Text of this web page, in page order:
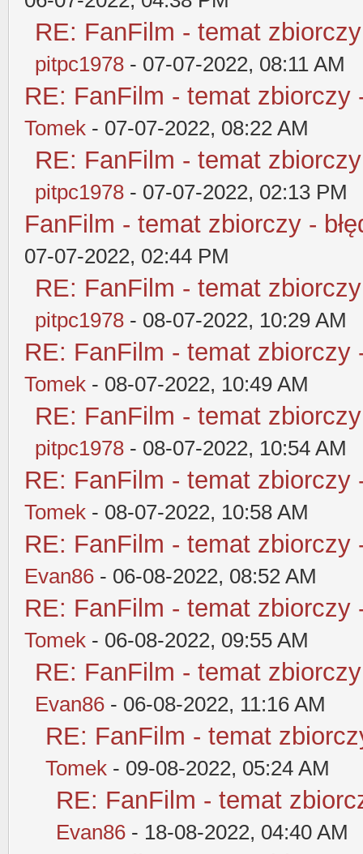
RE: FanFilm - temat
pitpc1978 - 07-07-2022, 08:11 AM
RE: FanFilm - temat zbiorczy
Tomek - 07-07-2022, 08:22 AM
RE: FanFilm - temat
pitpc1978 - 07-07-2022, 02:13 PM
FanFilm - temat zbiorczy -
07-07-2022, 02:44 PM
RE: FanFilm - temat
pitpc1978 - 08-07-2022, 10:29 AM
RE: FanFilm - temat zbiorczy
Tomek - 08-07-2022, 10:49 AM
RE: FanFilm - temat
pitpc1978 - 08-07-2022, 10:54 AM
RE: FanFilm - temat zbiorczy
Tomek - 08-07-2022, 10:58 AM
RE: FanFilm - temat zbiorczy
Evan86 - 06-08-2022, 08:52 AM
RE: FanFilm - temat zbiorczy
Tomek - 06-08-2022, 09:55 AM
RE: FanFilm - temat
Evan86 - 06-08-2022, 11:16 AM
RE: FanFilm - temat
Tomek - 09-08-2022, 05:24 AM
RE: FanFilm - temat
Evan86 - 18-08-2022, 04:40 AM